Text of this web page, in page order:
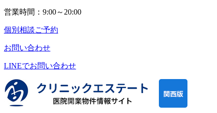
営業時間：9:00～20:00
個別相談ご予約
お問い合わせ
LINEでお問い合わせ